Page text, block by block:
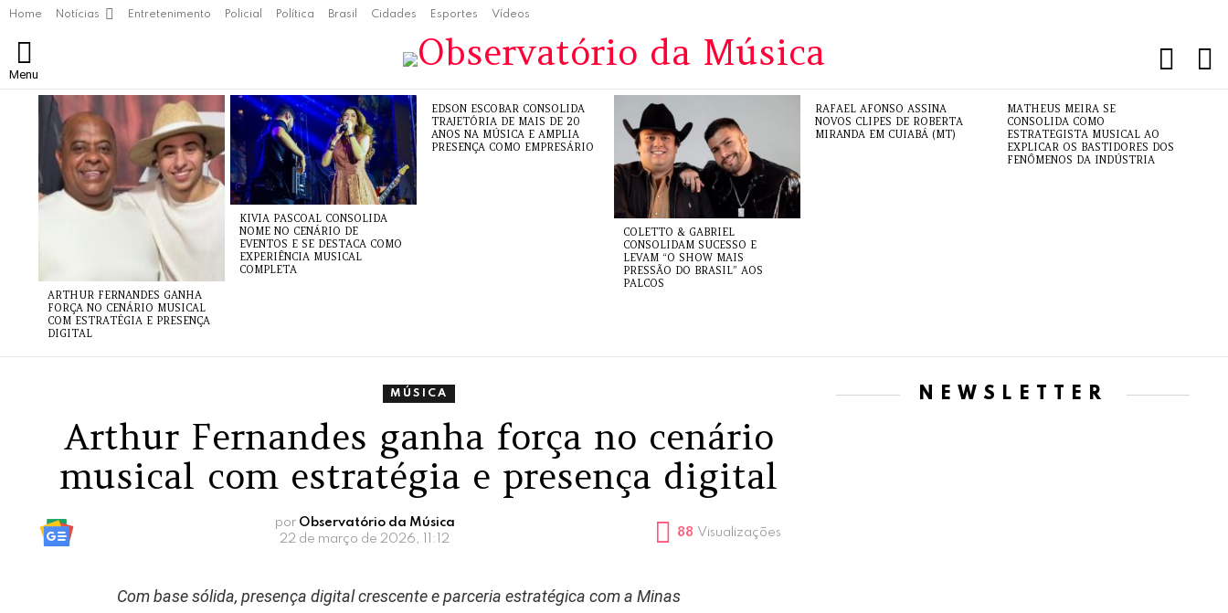
Home Notícias Entretenimento Policial Política Brasil Cidades Esportes Vídeos
Menu
ÚLTIMAS
NOTÍCIAS
ARTHUR FERNANDES GANHA
FORÇA NO CENÁRIO MUSICAL
COM ESTRATÉGIA E PRESENÇA
DIGITAL
KIVIA PASCOAL CONSOLIDA
NOME NO CENÁRIO DE
EVENTOS E SE DESTACA COMO
EXPERIÊNCIA MUSICAL
COMPLETA
EDSON ESCOBAR CONSOLIDA
TRAJETÓRIA DE MAIS DE 20
ANOS NA MÚSICA E AMPLIA
PRESENÇA COMO EMPRESÁRIO
COLETTO & GABRIEL
CONSOLIDAM SUCESSO E
LEVAM “O SHOW MAIS
PRESSÃO DO BRASIL” AOS
PALCOS
RAFAEL AFONSO ASSINA
NOVOS CLIPES DE ROBERTA
MIRANDA EM CUIABÁ (MT)
MATHEUS MEIRA SE
CONSOLIDA COMO
ESTRATEGISTA MUSICAL AO
EXPLICAR OS BASTIDORES DOS
FENÔMENOS DA INDÚSTRIA
MÚSICA
Arthur Fernandes ganha força no cenário
musical com estratégia e presença digital
por Observatório da Música
22 de março de 2026, 11:12
88 Visualizações
Com base sólida, presença digital crescente e parceria estratégica com a Minas
NEWSLETTER